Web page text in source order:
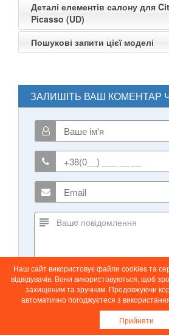
Деталі елементів салону для
Picasso (UD)
Пошукові запити цієї моделі
ЗАЛИШІТЬ ВАШ КОМЕНТАР
Наш сайт використовує файли cookies та
відвідувачів. Вони використовуються, щоб
захищеним та зручним. Продовжуючи
автоматично погоджуєтеся з
Прийняти